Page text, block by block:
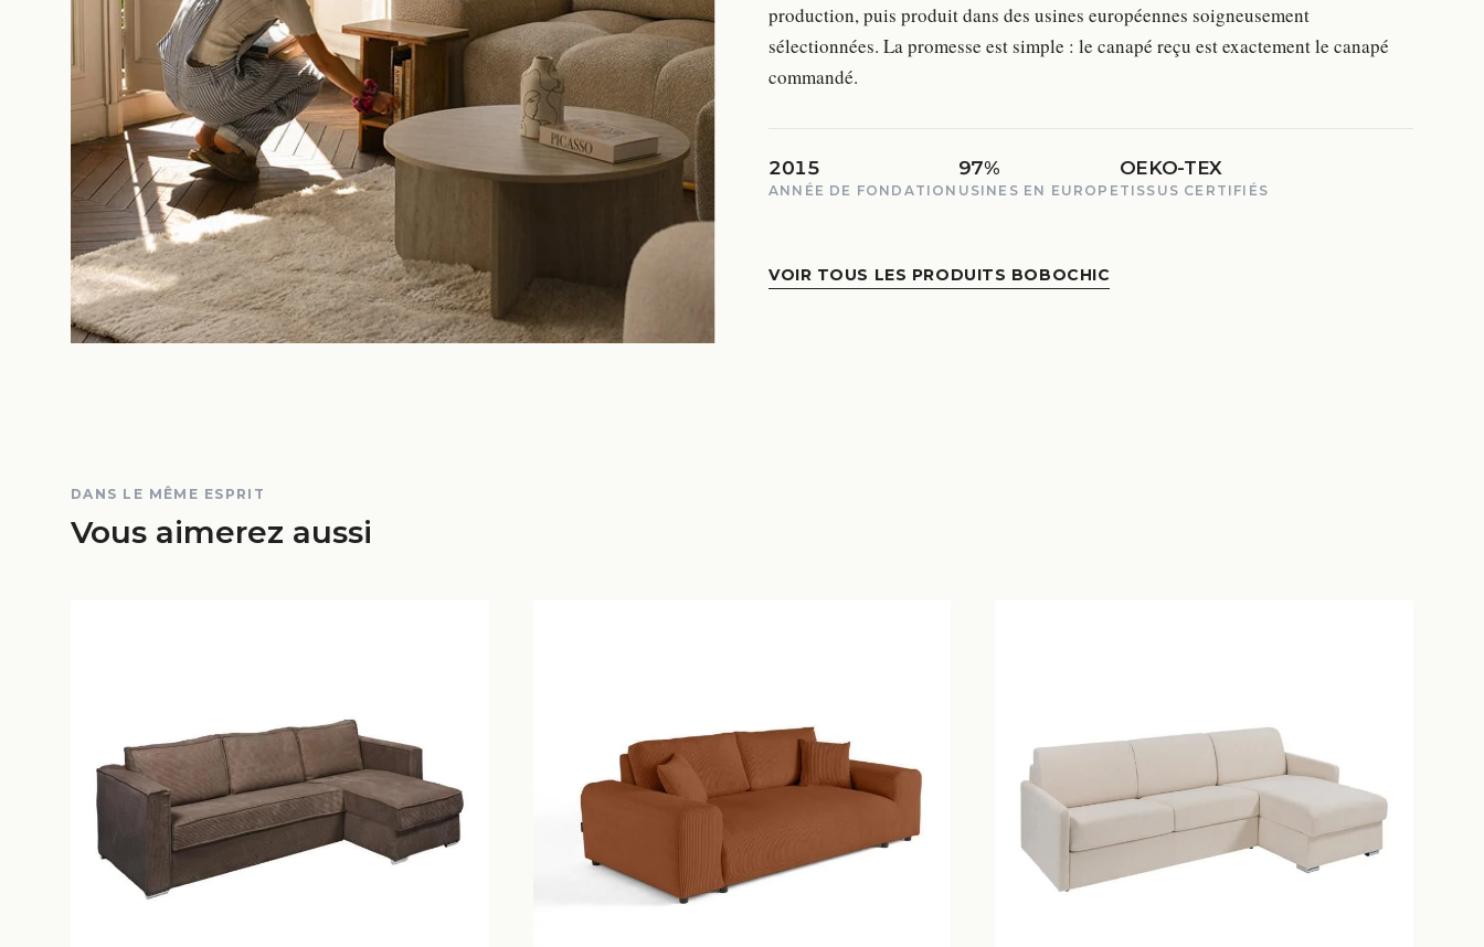
production, puis produit dans des usines européennes soigneusement
sélectionnées. La promesse est simple : le canapé reçu est exactement le canapé
commandé.
2015
ANNÉE DE FONDATION
97%
USINES EN EUROPE
OEKO-TEX
TISSUS CERTIFIÉS
VOIR TOUS LES PRODUITS BOBOCHIC
DANS LE MÊME ESPRIT
Vous aimerez aussi